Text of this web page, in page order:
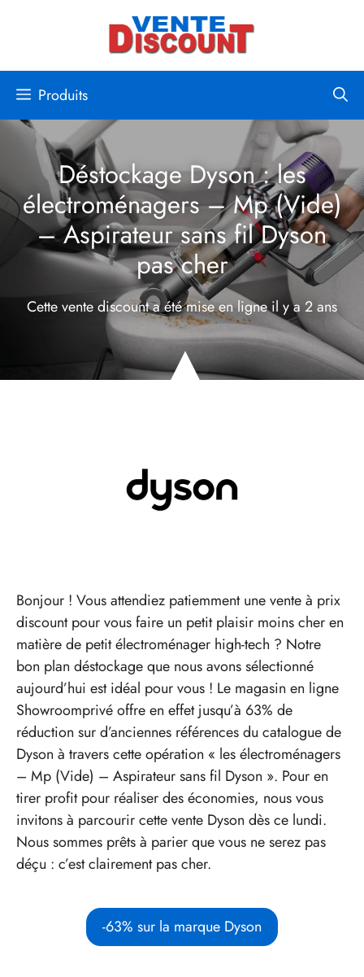
Produits
Déstockage Dyson : les
électroménagers – Mp (Vide)
– Aspirateur sans fil Dyson
pas cher
Cette vente discount a été mise en ligneil y a 2 ans
Bonjour ! Vous attendiez patiemment une vente à prix
discount pour vous faire un petit plaisir moins cher en
matière de petit électroménager high-tech ? Notre
bon plan déstockage que nous avons sélectionné
aujourd’hui est idéal pour vous ! Le magasin en ligne
Showroomprivé offre en effet jusqu’à 63% de
réduction sur d’anciennes références du catalogue de
Dyson à travers cette opération « les électroménagers
– Mp (Vide) – Aspirateur sans fil Dyson ». Pour en
tirer profit pour réaliser des économies, nous vous
invitons à parcourir cette vente Dyson dès ce lundi.
Nous sommes prêts à parier que vous ne serez pas
déçu : c’est clairement pas cher.
-63% sur la marque Dyson